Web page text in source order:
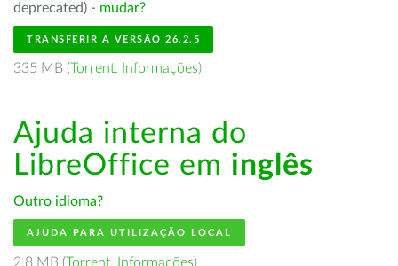
deprecated) - mudar?
TRANSFERIR A VERSÃO 26.2.5
335 MB (Torrent, Informações)
Ajuda interna do
LibreOffice em inglês
Outro idioma?
AJUDA PARA UTILIZAÇÃO LOCAL
2.8 MB (Torrent, Informações)